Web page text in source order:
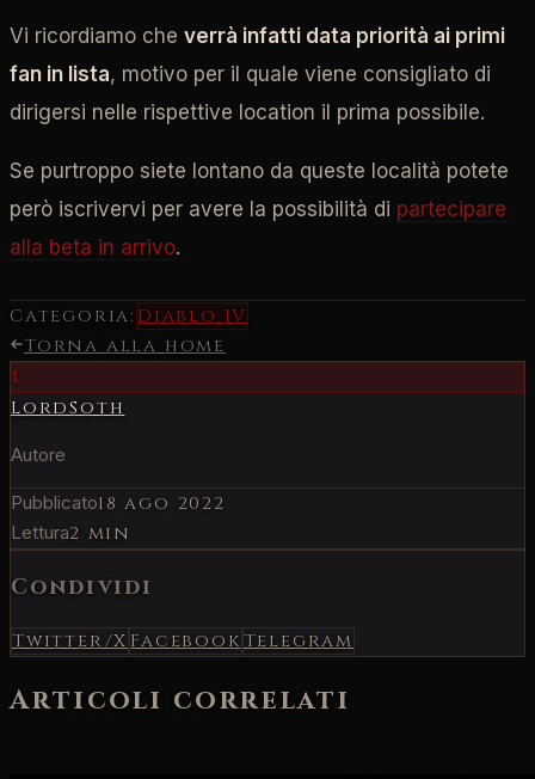
Vi ricordiamo che verrà infatti data priorità ai primi
fan in lista, motivo per il quale viene consigliato di
dirigersi nelle rispettive location il prima possibile.
Se purtroppo siete lontano da queste località potete
però iscrivervi per avere la possibilità di partecipare
alla beta in arrivo.
Categoria: Diablo IV
Torna alla home
L
LordSoth
Autore
Pubblicato18 ago 2022
Lettura2 min
Condividi
Twitter/X Facebook Telegram
Articoli correlati